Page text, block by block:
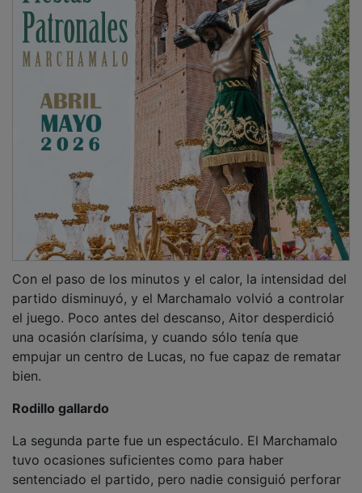
partido disminuyó, y el Marchamalo volvió a controlar
el juego. Poco antes del descanso, Aitor desperdició
una ocasión clarísima, y cuando sólo tenía que
empujar un centro de Lucas, no fue capaz de rematar
bien.
tuvo ocasiones suficientes como para haber
sentenciado el partido, pero nadie consiguió perforar
la portería visitante. Lucas era un quebradero de